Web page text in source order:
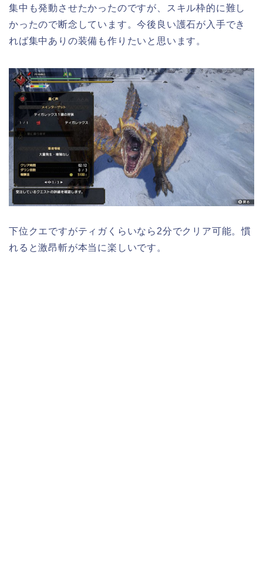
集中も発動させたかったのですが、スキル枠的に難し
かったので断念しています。今後良い護石が入手でき
れば集中ありの装備も作りたいと思います。
下位クエですがティガくらいなら2分でクリア可能。慣
れると激昂斬が本当に楽しいです。